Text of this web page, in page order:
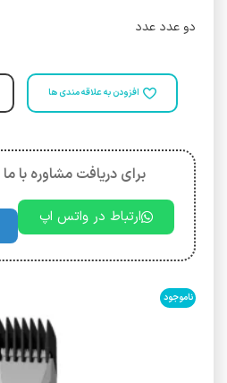
دو عدد عدد
افزودن به علاقه مندی ها
برای دریافت مشاوره با
ارتباط در واتس اپ
ناموجود